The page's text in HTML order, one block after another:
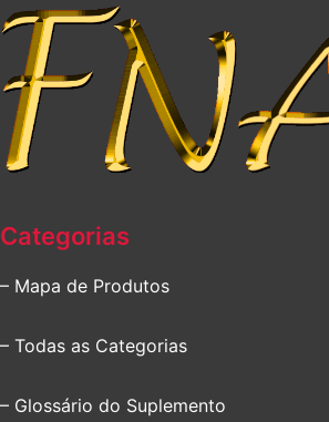
Categorias
– Mapa de Produtos
– Todas as Categorias
– Glossário do Suplemento